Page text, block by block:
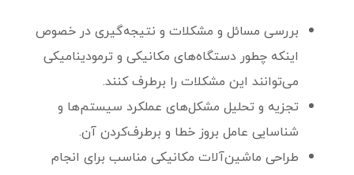
بررسی مسائل و مشکلات و نتیجه‌گیری در خصوص
اینکه چطور دستگاه‌های مکانیکی و ترمودینامیکی
می‌توانند این مشکلات را برطرف کنند.
تجزیه و تحلیل مشکل‌های عملکرد سیستم‌ها و
شناسایی عامل بروز خطا و برطرف‌کردن آن.
طراحی ماشین‌آلات مکانیکی مناسب برای انجام